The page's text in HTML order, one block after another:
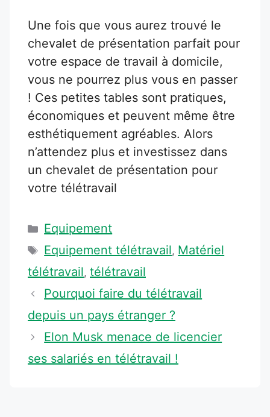
Une fois que vous aurez trouvé le
chevalet de présentation parfait pour
votre espace de travail à domicile,
vous ne pourrez plus vous en passer
! Ces petites tables sont pratiques,
économiques et peuvent même être
esthétiquement agréables. Alors
n’attendez plus et investissez dans
un chevalet de présentation pour
votre télétravail
Catégories
Equipement
Étiquettes
Equipement télétravail, Matériel
télétravail, télétravail
Pourquoi faire du télétravail
depuis un pays étranger ?
Elon Musk menace de licencier
ses salariés en télétravail !